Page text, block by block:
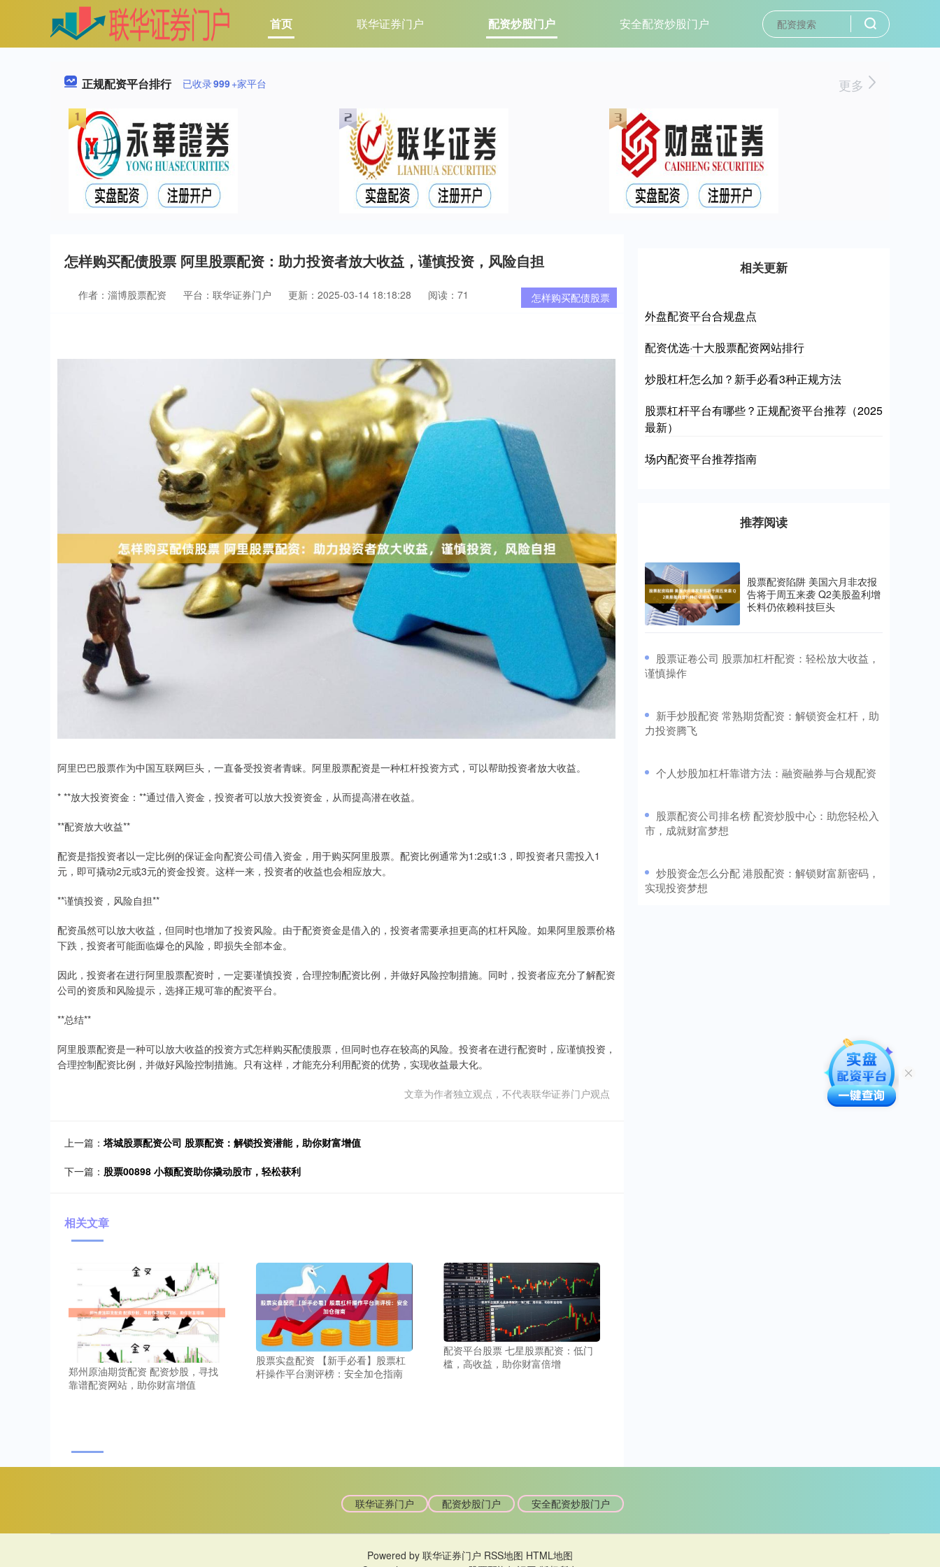
首页 联华证券门户 配资炒股门户 安全配资炒股门户
正规配资平台排行 已收录999+家平台 更多
怎样购买配债股票 阿里股票配资：助力投资者放大收益，谨慎投资，风险自担
怎样购买配债股票
作者：淄博股票配资 平台：联华证券门户 更新：2025-03-14 18:18:28 阅读：71
阿里巴巴股票作为中国互联网巨头，一直备受投资者青睐。阿里股票配资是一种杠杆投资方式，可以帮助投资者放大收益。
* **放大投资资金：**通过借入资金，投资者可以放大投资资金，从而提高潜在收益。
**配资放大收益**
配资是指投资者以一定比例的保证金向配资公司借入资金，用于购买阿里股票。配资比例通常为1:2或1:3，即投资者只需投入1
元，即可撬动2元或3元的资金投资。这样一来，投资者的收益也会相应放大。
**谨慎投资，风险自担**
配资虽然可以放大收益，但同时也增加了投资风险。由于配资资金是借入的，投资者需要承担更高的杠杆风险。如果阿里股票价格
下跌，投资者可能面临爆仓的风险，即损失全部本金。
因此，投资者在进行阿里股票配资时，一定要谨慎投资，合理控制配资比例，并做好风险控制措施。同时，投资者应充分了解配资
公司的资质和风险提示，选择正规可靠的配资平台。
**总结**
阿里股票配资是一种可以放大收益的投资方式怎样购买配债股票，但同时也存在较高的风险。投资者在进行配资时，应谨慎投资，
合理控制配资比例，并做好风险控制措施。只有这样，才能充分利用配资的优势，实现收益最大化。
文章为作者独立观点，不代表联华证券门户观点
上一篇： 塔城股票配资公司 股票配资：解锁投资潜能，助你财富增值
下一篇： 股票00898 小额配资助你撬动股市，轻松获利
相关文章
郑州原油期货配资 配资炒股，寻找
靠谱配资网站，助你财富增值
股票实盘配资 【新手必看】股票杠
杆操作平台测评榜：安全加仓指南
配资平台股票 七星股票配资：低门
槛，高收益，助你财富倍增
相关更新
外盘配资平台合规盘点
配资优选·十大股票配资网站排行
炒股杠杆怎么加？新手必看3种正规方法
股票杠杆平台有哪些？正规配资平台推荐（2025
最新）
场内配资平台推荐指南
推荐阅读
股票配资陷阱 美国六月非农报
告将于周五来袭 Q2美股盈利增
长料仍依赖科技巨头
​股票证卷公司 股票加杠杆配资：轻松放大收益，
谨慎操作
​新手炒股配资 常熟期货配资：解锁资金杠杆，助
力投资腾飞
​个人炒股加杠杆靠谱方法：融资融券与合规配资
​股票配资公司排名榜 配资炒股中心：助您轻松入
市，成就财富梦想
​炒股资金怎么分配 港股配资：解锁财富新密码，
实现投资梦想
联华证券门户 配资炒股门户 安全配资炒股门户
Powered by 联华证券门户 RSS地图 HTML地图